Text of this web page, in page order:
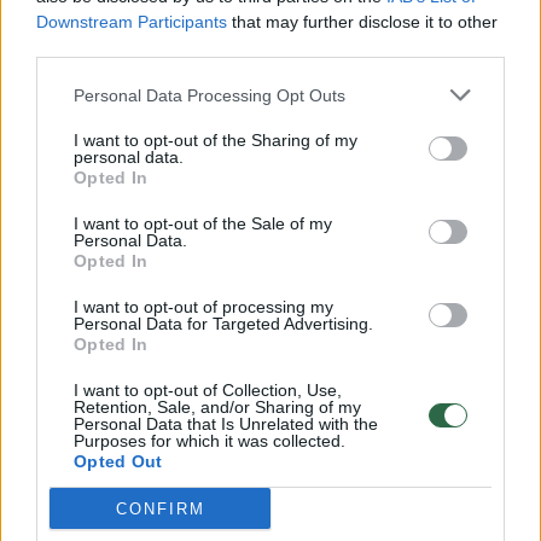
Downstream Participants that may further disclose it to other
Personal Data Processing Opt Outs
I want to opt-out of the Sharing of my
personal data.
Opted In
I want to opt-out of the Sale of my
Personal Data.
Opted In
I want to opt-out of processing my
Personal Data for Targeted Advertising.
Opted In
I want to opt-out of Collection, Use,
Retention, Sale, and/or Sharing of my
Personal Data that Is Unrelated with the
Purposes for which it was collected.
Opted Out
CONFIRM
vaiko gyvybių išgelbėti nepavyko
Žinios | Lietuvos diena
00:00:59
Nufilmavo, kaip patvino Vilniaus Vakarinis aplinkkelis:
vaizdas pribloškia
Žinios Lietuvos diena
„Pagarba pirmajai premjerei“: pasidalijo jautriais
prisiminimais apie Kazimierą Prunskienę
Žinios | Lietuvos diena
Visi įrašai